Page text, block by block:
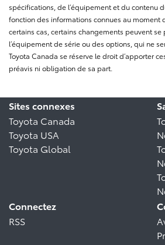
spécifications, de l’équipement et du contenu
fonction des informations connues au moment
certains cas, certains changements peuvent
l’équipement de série ou des options, qui ne
Toyota Canada se réserve le droit d’apporter
préavis ni obligation de sa part.
Sites connexes
Toyota Canada
Toyota USA
Toyota Global
Connectez
RSS